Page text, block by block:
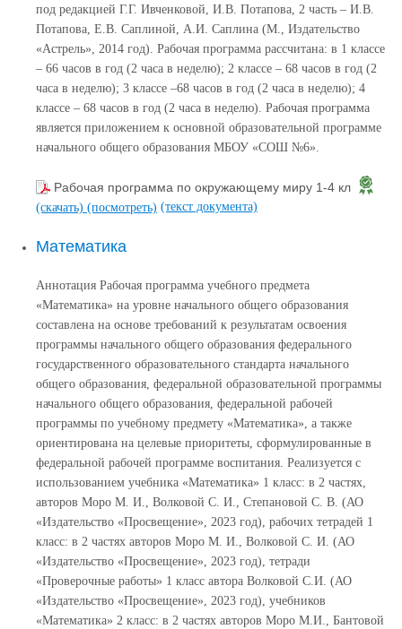
под редакцией Г.Г. Ивченковой, И.В. Потапова, 2 часть – И.В.
Потапова, Е.В. Саплиной, А.И. Саплина (М., Издательство
«Астрель», 2014 год). Рабочая программа рассчитана: в 1 классе
– 66 часов в год (2 часа в неделю); 2 классе – 68 часов в год (2
часа в неделю); 3 классе –68 часов в год (2 часа в неделю); 4
классе – 68 часов в год (2 часа в неделю). Рабочая программа
является приложением к основной образовательной программе
начального общего образования МБОУ «СОШ №6».
Рабочая программа по окружающему миру 1-4 кл
(скачать) (посмотреть) (текст документа)
Математика
Аннотация Рабочая программа учебного предмета
«Математика» на уровне начального общего образования
составлена на основе требований к результатам освоения
программы начального общего образования федерального
государственного образовательного стандарта начального
общего образования, федеральной образовательной программы
начального общего образования, федеральной рабочей
программы по учебному предмету «Математика», а также
ориентирована на целевые приоритеты, сформулированные в
федеральной рабочей программе воспитания. Реализуется с
использованием учебника «Математика» 1 класс: в 2 частях,
авторов Моро М. И., Волковой С. И., Степановой С. В. (АО
«Издательство «Просвещение», 2023 год), рабочих тетрадей 1
класс: в 2 частях авторов Моро М. И., Волковой С. И. (АО
«Издательство «Просвещение», 2023 год), тетради
«Проверочные работы» 1 класс автора Волковой С.И. (АО
«Издательство «Просвещение», 2023 год), учебников
«Математика» 2 класс: в 2 частях авторов Моро М.И., Бантовой